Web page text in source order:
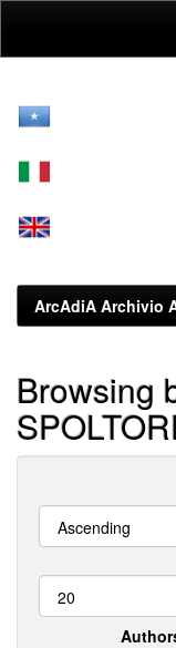
ArcAdiA Archivio
Browsing